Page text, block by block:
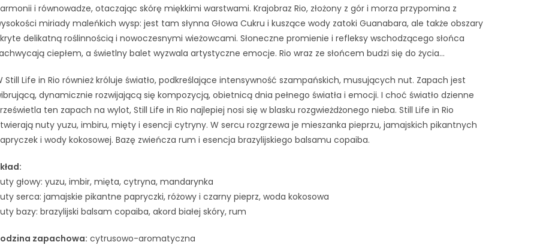
i równowadze, otaczając skórę miękkimi warstwami. Krajobraz Rio, złożony z gór i morza przypomina z
miriady maleńkich wysp: jest tam słynna Głowa Cukru i kuszące wody zatoki Guanabara, ale także obszary
delikatną roślinnością i nowoczesnymi wieżowcami. Słoneczne promienie i refleksy wschodzącego słońca
ciepłem, a świetlny balet wyzwala artystyczne emocje. Rio wraz ze słońcem budzi się do życia…
Still Life in Rio również króluje światło, podkreślające intensywność szampańskich, musujących nut. Zapach jest
dynamicznie rozwijającą się kompozycją, obietnicą dnia pełnego światła i emocji. I choć światło dzienne
ten zapach na wylot, Still Life in Rio najlepiej nosi się w blasku rozgwieżdżonego nieba. Still Life in Rio
nuty yuzu, imbiru, mięty i esencji cytryny. W sercu rozgrzewa je mieszanka pieprzu, jamajskich pikantnych
i wody kokosowej. Bazę zwieńcza rum i esencja brazylijskiego balsamu copaiba.
głowy: yuzu, imbir, mięta, cytryna, mandarynka
serca: jamajskie pikantne papryczki, różowy i czarny pieprz, woda kokosowa
bazy: brazylijski balsam copaiba, akord białej skóry, rum
zapachowa: cytrusowo-aromatyczna